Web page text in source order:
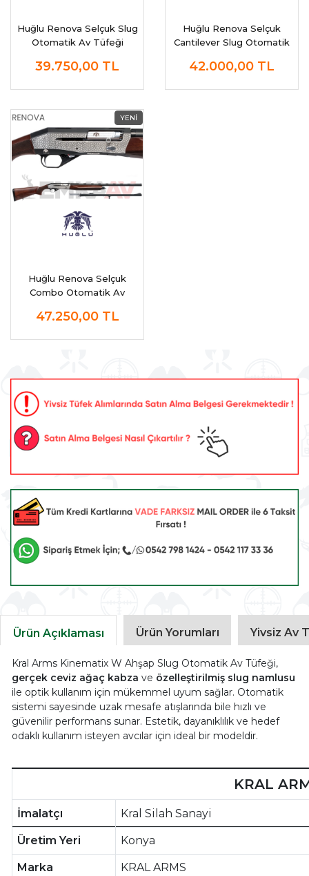
Huğlu Renova Selçuk Slug
Otomatik Av Tüfeği
39.750,00 TL
Huğlu Renova Selçuk
Cantilever Slug Otomatik
42.000,00 TL
Huğlu Renova Selçuk
Combo Otomatik Av
47.250,00 TL
Ürün Açıklaması Ürün Yorumları Yivsiz Av
Kral Arms Kinematix W Ahşap Slug Otomatik Av Tüfeği,
gerçek ceviz ağaç kabza ve özelleştirilmiş slug namlusu
ile optik kullanım için mükemmel uyum sağlar. Otomatik
sistemi sayesinde uzak mesafe atışlarında bile hızlı ve
güvenilir performans sunar. Estetik, dayanıklılık ve hedef
odaklı kullanım isteyen avcılar için ideal bir modeldir.
KRAL
İmalatçı Kral Silah Sanayi
Üretim Yeri Konya
Marka KRAL ARMS